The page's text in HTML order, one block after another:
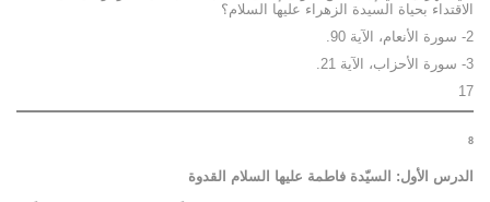
الاقتداء بحياة السيدة الزهراء عليها السلام؟
2- سورة الأنعام، الآية 90.
3- سورة الأحزاب، الآية 21.
17
8
الدرس الأول: السيّدة فاطمة عليها السلام القدوة